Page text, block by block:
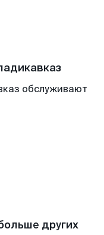
обслуживают
других